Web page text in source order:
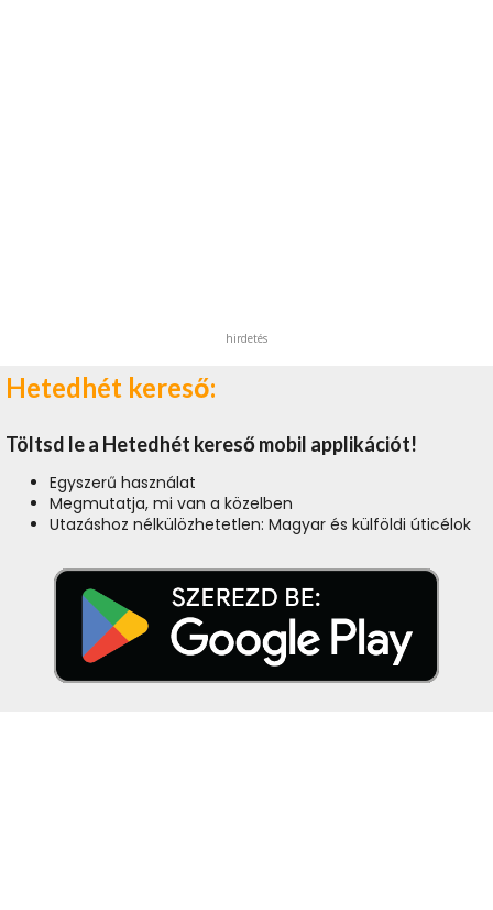
hirdetés
Hetedhét kereső:
Töltsd le a Hetedhét kereső mobil applikációt!
Egyszerű használat
Megmutatja, mi van a közelben
Utazáshoz nélkülözhetetlen: Magyar és külföldi úticélok